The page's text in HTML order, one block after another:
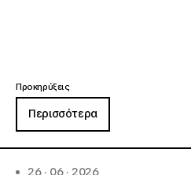
Προκηρύξεις
Περισσότερα
26 · 06 · 2026